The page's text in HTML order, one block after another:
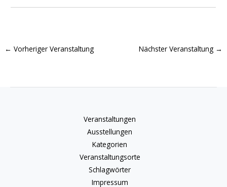
← Vorheriger Veranstaltung Nächster Veranstaltung →
Veranstaltungen
Ausstellungen
Kategorien
Veranstaltungsorte
Schlagwörter
Impressum